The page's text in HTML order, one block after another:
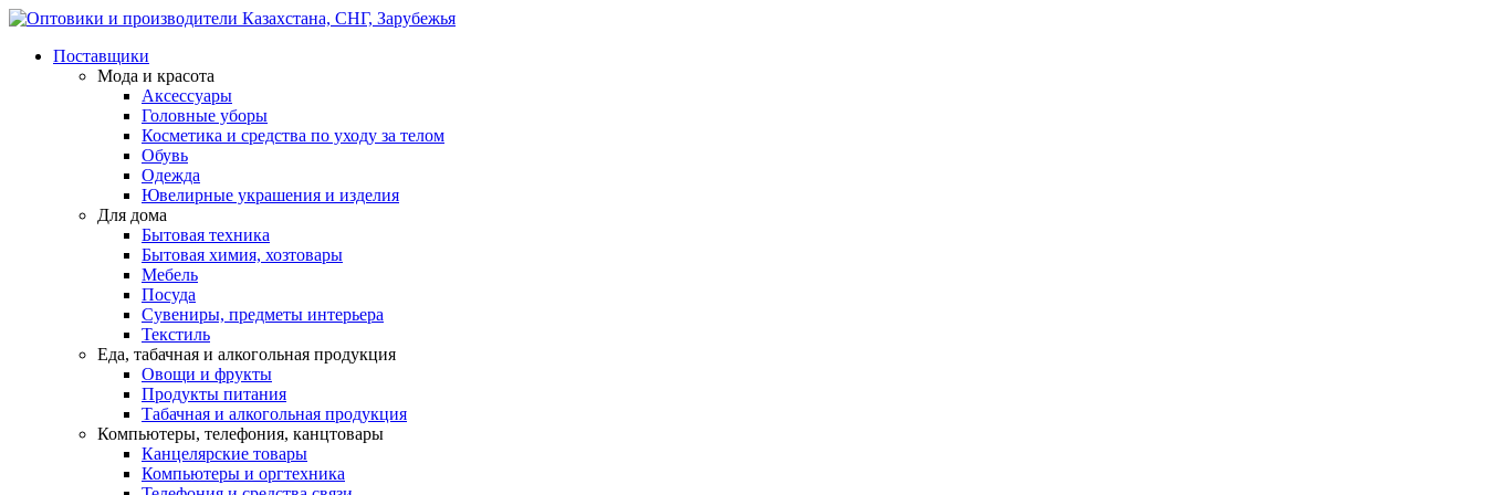
Поставщики
Мода и красота
Аксессуары
Головные уборы
Косметика и средства по уходу за телом
Обувь
Одежда
Ювелирные украшения и изделия
Для дома
Бытовая техника
Бытовая химия, хозтовары
Мебель
Посуда
Сувениры, предметы интерьера
Текстиль
Еда, табачная и алкогольная продукция
Овощи и фрукты
Продукты питания
Табачная и алкогольная продукция
Компьютеры, телефония, канцтовары
Канцелярские товары
Компьютеры и оргтехника